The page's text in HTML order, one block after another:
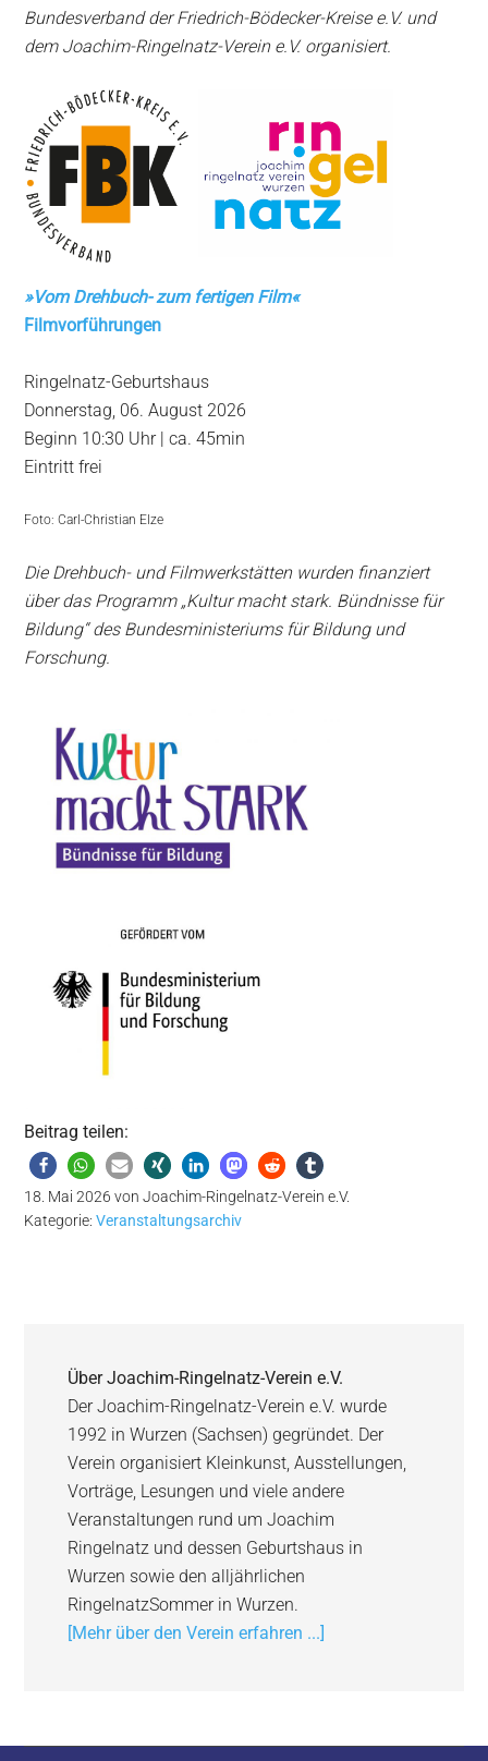
Bundesverband der Friedrich-Bödecker-Kreise e.V. und
dem Joachim-Ringelnatz-Verein e.V. organisiert.
»Vom Drehbuch- zum fertigen Film«
Filmvorführungen
Ringelnatz-Geburtshaus
Donnerstag, 06. August 2026
Beginn 10:30 Uhr | ca. 45min
Eintritt frei
Foto: Carl-Christian Elze
Die Drehbuch- und Filmwerkstätten wurden finanziert
über das Programm „Kultur macht stark. Bündnisse für
Bildung“ des Bundesministeriums für Bildung und
Forschung.
Beitrag teilen:
18. Mai 2026 vonJoachim-Ringelnatz-Verein e.V.
Kategorie:Veranstaltungsarchiv
ÜberJoachim-Ringelnatz-Verein e.V.
Der Joachim-Ringelnatz-Verein e.V. wurde
1992 in Wurzen (Sachsen) gegründet. Der
Verein organisiert Kleinkunst, Ausstellungen,
Vorträge, Lesungen und viele andere
Veranstaltungen rund um Joachim
Ringelnatz und dessen Geburtshaus in
Wurzen sowie den alljährlichen
RingelnatzSommer in Wurzen.
[Mehr über den Verein erfahren ...]